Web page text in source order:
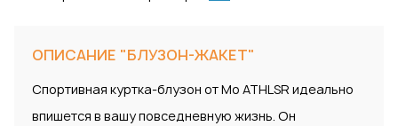
ОПИСАНИЕ "БЛУЗОН-ЖАКЕТ"
Спортивная куртка-блузон от Mo ATHLSR идеально
впишется в вашу повседневную жизнь. Он